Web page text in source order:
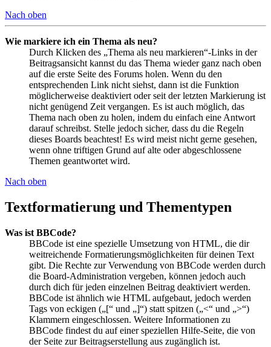
Nach oben
Wie markiere ich ein Thema als neu?
Durch Klicken des „Thema als neu markieren“-Links in der
Beitragsansicht kannst du das Thema wieder ganz nach oben
auf die erste Seite des Forums holen. Wenn du den
entsprechenden Link nicht siehst, dann ist die Funktion
möglicherweise deaktiviert oder seit der letzten Markierung ist
nicht genügend Zeit vergangen. Es ist auch möglich, das
Thema nach oben zu holen, indem du einfach eine Antwort
darauf schreibst. Stelle jedoch sicher, dass du die Regeln
dieses Boards beachtest! Es wird meist nicht gerne gesehen,
wenn ohne triftigen Grund auf alte oder abgeschlossene
Themen geantwortet wird.
Nach oben
Textformatierung und Thementypen
Was ist BBCode?
BBCode ist eine spezielle Umsetzung von HTML, die dir
weitreichende Formatierungsmöglichkeiten für deinen Text
gibt. Die Rechte zur Verwendung von BBCode werden durch
die Board-Administration vergeben, können jedoch auch
durch dich für jeden einzelnen Beitrag deaktiviert werden.
BBCode ist ähnlich wie HTML aufgebaut, jedoch werden
Tags von eckigen („[“ und „]“) statt spitzen („<“ und „>“)
Klammern eingeschlossen. Weitere Informationen zu
BBCode findest du auf einer speziellen Hilfe-Seite, die von
der Seite zur Beitragserstellung aus zugänglich ist.